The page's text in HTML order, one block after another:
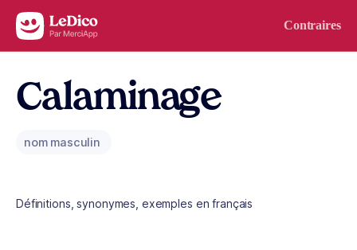
Aller au contenu Contraires
Calaminage
nom masculin
Définitions, synonymes, exemples en français